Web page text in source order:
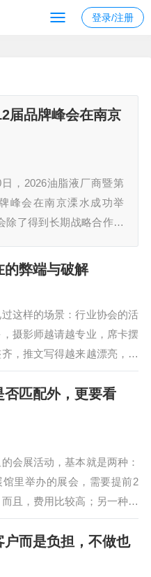
登录/注册
届品牌峰会在南京
，2026油脂液厂商暨第
峰会在南京溧水成功举
除了得到长期战略合作伙
汤姆智能装备有限公司的
了参观车油尿素液领导品
195亩的可兰素工厂，特
企业，占…
的弊端与破解
这样的场景：行业协会的活
摄影师越请越专业，席卡摆
，推文写得越来越漂亮，但
越来越少，越来越沉默。来
几张老面孔。大部分人要么
的问题…
匹配外，更要看
会展活动，基本就是两种：
馆里举办的展会，需要提前2
且，费用比较高；另一种是
行业论坛，展位比较简单，
+展示桌。两种形式各有千
户而是负担，不做也